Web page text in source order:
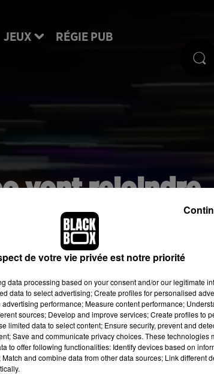
JEUX RÉGIE PUB
vont rejoindre
Bordeaux
deliveroo et leur apporter leurs
nos confrères de20 minutes, ils ont prévu de
d’aller rencontrer les patrons de l’enseigne. Une
Del ».
de votre vie privée est notre priorité
data processing based on your consent and/or our legitimate
data to select advertising; Create profiles for personalised
performance; Measure content performance;
sources; Develop and improve services; Create profiles to
limited data to select content; Ensure security, prevent and
Save and communicate privacy choices. These technologies
to offer following functionalities: Identify devices based on
and combine data from other data sources; Link different